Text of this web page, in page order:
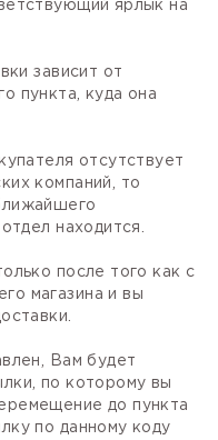
ярлык на
зависит от
пункта, куда она
отсутствует
компаний, то
находится.
после того как с
магазина и вы
Вам будет
по которому вы
до пункта
по данному коду